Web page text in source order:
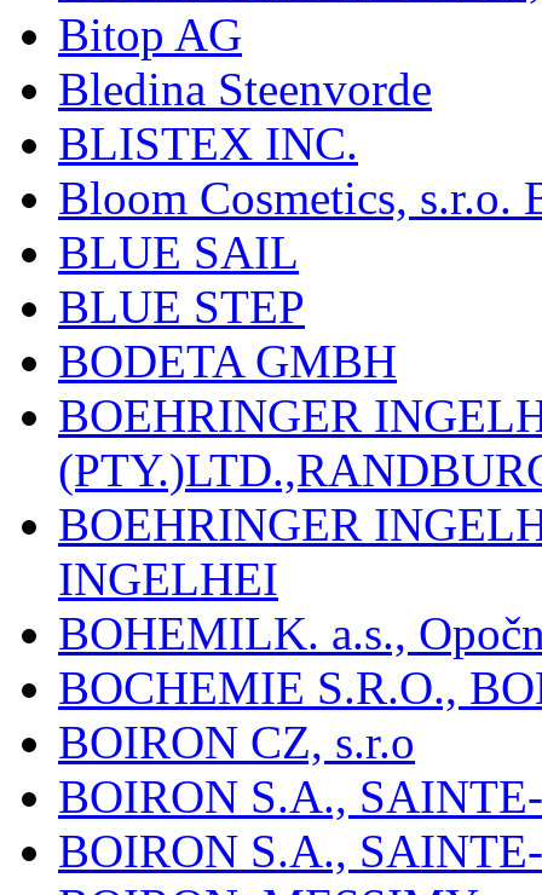
Bitop AG
Bledina Steenvorde
BLISTEX INC.
Bloom Cosmetics, s.r.o.
BLUE SAIL
BLUE STEP
BODETA GMBH
BOEHRINGER
BOEHRINGER
INGELHEI
BOHEMILK. a.s.,
BOCHEMIE S.R.O.,
BOIRON CZ, s.r.o
BOIRON S.A.,
BOIRON S.A.,